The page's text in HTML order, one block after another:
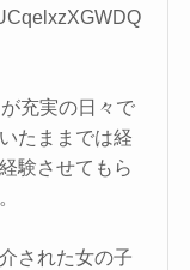
充実の日々で
たままでは経
験させてもら
された女の子